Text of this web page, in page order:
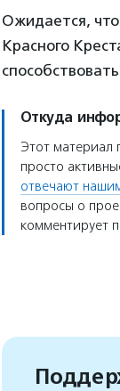
Ожидается, что
Красного
Откуда
Этот материал
просто
отвечают
вопросы о
комментирует